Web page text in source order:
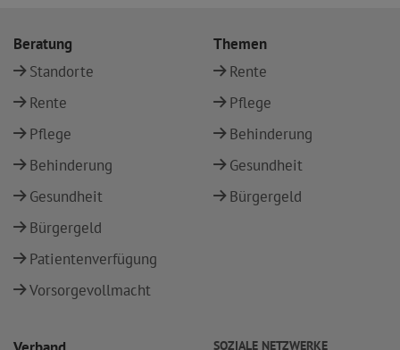
Beratung
Standorte
Rente
Pflege
Behinderung
Gesundheit
Bürgergeld
Patientenverfügung
Vorsorgevollmacht
Themen
Rente
Pflege
Behinderung
Gesundheit
Bürgergeld
SOZIALE NETZWERKE